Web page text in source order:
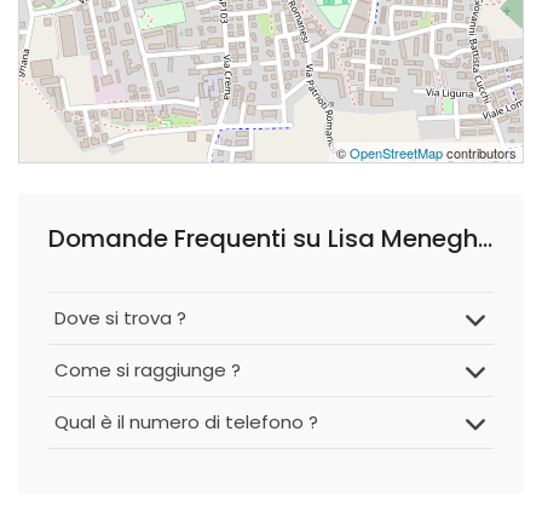
©OpenStreetMapcontributors
Domande Frequenti su Lisa Meneghetti
Dove si trova ?
Come si raggiunge ?
Qual è il numero di telefono ?